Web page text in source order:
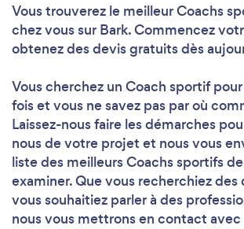
Vous trouverez le meilleur Coachs
chez vous sur Bark. Commencez
obtenez des devis gratuits dès
Vous cherchez un Coach sportif
fois et vous ne savez pas par où
Laissez-nous faire les démarches
nous de votre projet et nous vous
liste des meilleurs Coachs sportifs
examiner. Que vous recherchiez des
vous souhaitiez parler à des
nous vous mettrons en contact